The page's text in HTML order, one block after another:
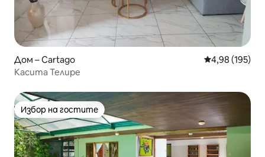
Дом – Cartago Средна
4,98 (195)
Касита Телире
Избор на гостите
Избор на гостите